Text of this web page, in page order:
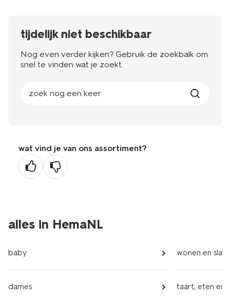
tijdelijk niet beschikbaar
Nog even verder kijken? Gebruik de zoekbalk om
snel te vinden wat je zoekt.
zoek nog een keer
wat vind je van ons assortiment?
alles in HemaNL
baby
dames
wonen en
taart, eten en